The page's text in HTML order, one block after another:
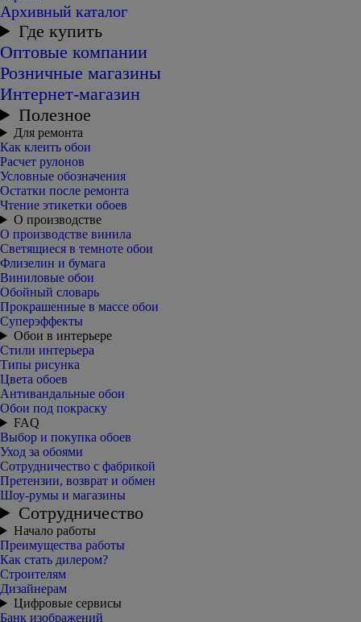
Архивный каталог
Где купить
Оптовые компании
Розничные магазины
Интернет-магазин
Полезное
Для ремонта
Как клеить обои
Расчет рулонов
Условные обозначения
Остатки после ремонта
Чтение этикетки обоев
О производстве
О производстве винила
Светящиеся в темноте обои
Флизелин и бумага
Виниловые обои
Обойный словарь
Прокрашенные в массе обои
Суперэффекты
Обои в интерьере
Стили интерьера
Типы рисунка
Цвета обоев
Антивандальные обои
Обои под покраску
FAQ
Выбор и покупка обоев
Уход за обоями
Сотрудничество с фабрикой
Претензии, возврат и обмен
Шоу-румы и магазины
Сотрудничество
Начало работы
Преимущества работы
Как стать дилером?
Строителям
Дизайнерам
Цифровые сервисы
Банк изображений